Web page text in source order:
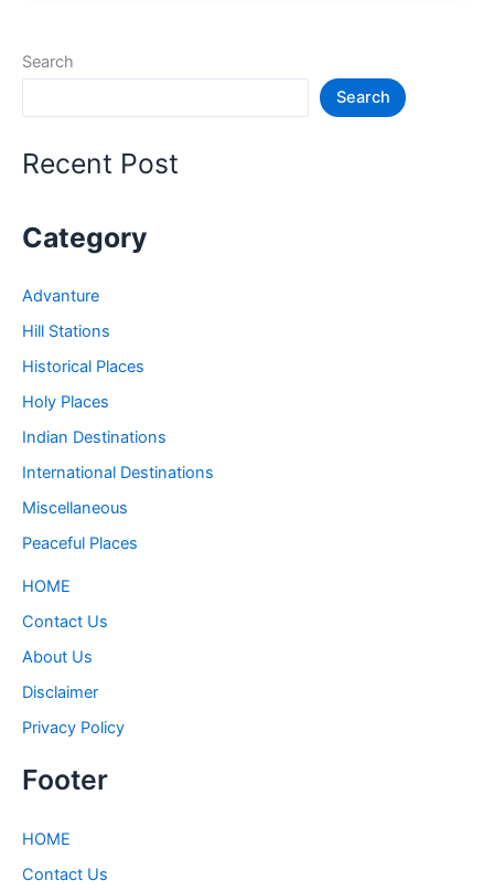
दर्शन
सम्पूर्ण
Khatu
Shyam
Search
Search
Recent Post
Category
Advanture
Hill Stations
Historical Places
Holy Places
Indian Destinations
International Destinations
Miscellaneous
Peaceful Places
HOME
Contact Us
About Us
Disclaimer
Privacy Policy
Footer
HOME
Contact Us